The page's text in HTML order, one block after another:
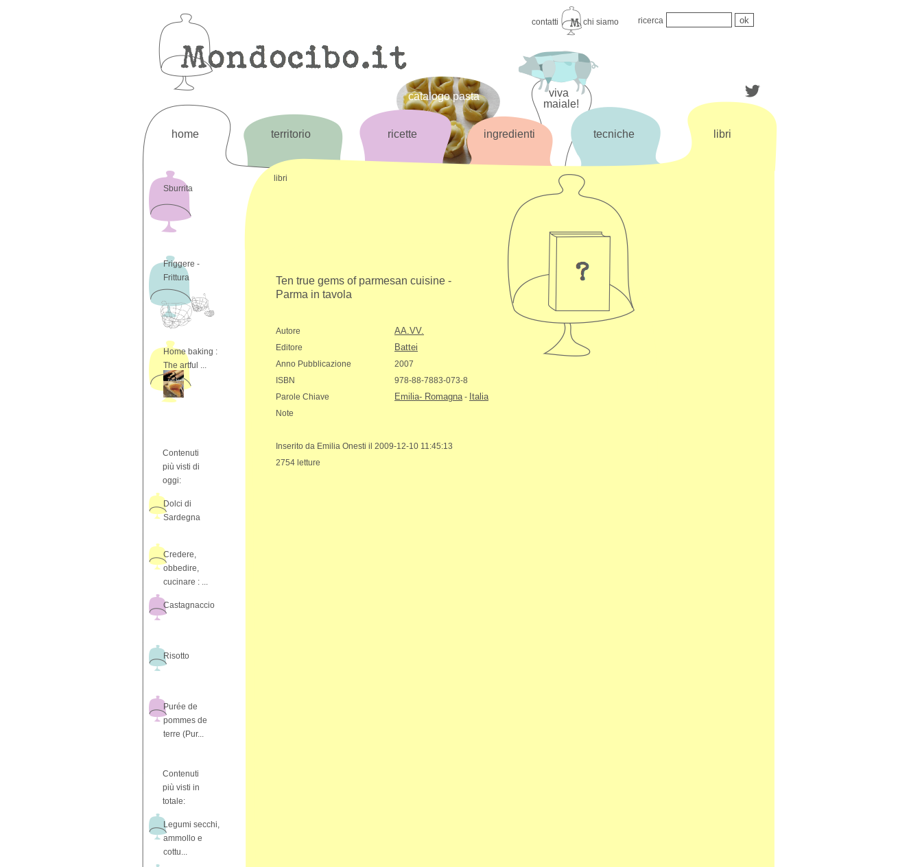
contatti chi siamo ricerca
home territorio ricette
catalogo pasta
ingredienti
viva
maiale!
tecniche libri
Sburrita
Friggere -
Frittura
Home baking :
The artful ...
Contenuti
più visti di
oggi:
Dolci di
Sardegna
Credere,
obbedire,
cucinare : ...
Castagnaccio
Risotto
Purée de
pommes de
terre (Pur...
Contenuti
più visti in
totale:
Legumi secchi,
ammollo e
cottu...
libri
Ten true gems of parmesan cuisine -
Parma in tavola
Autore AA.VV.
Editore Battei
Anno Pubblicazione
2007
ISBN
978-88-7883-073-8
Parole Chiave
Emilia- Romagna- Italia
Note
Inserito da Emilia Onesti il 2009-12-10 11:45:13
2754 letture